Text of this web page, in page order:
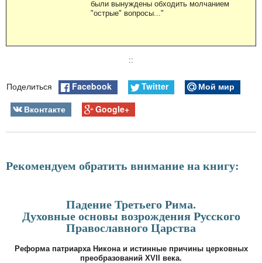
были вынуждены обходить молчанием
"острые" вопросы..."
::
Поделиться Facebook Twitter
Мой мир
Вконтакте
Google+
Рекомендуем обратить внимание на книгу:
Падение Третьего Рима.
Духовные основы возрождения Русского
Православного Царства
Реформа патриарха Никона и истинные причины церковных
преобразований XVII века.